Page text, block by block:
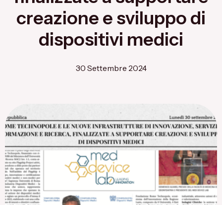
Flagship Project 8
Salute & Bio-Pharma
creazione e sviluppo di
dispositivi medici
30 Settembre 2024